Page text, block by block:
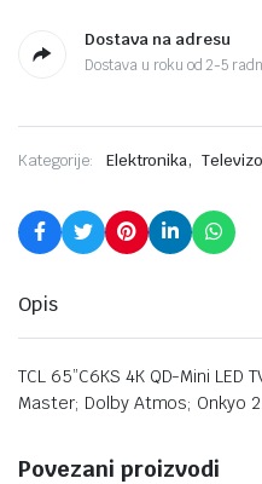
Dostava na adresu
Dostava u roku od 2-5
Kategorije: Elektronika,
Opis
TCL 65”C6KS 4K QD-Mini LED
Master; Dolby Atmos; Onkyo
Povezani proizvodi